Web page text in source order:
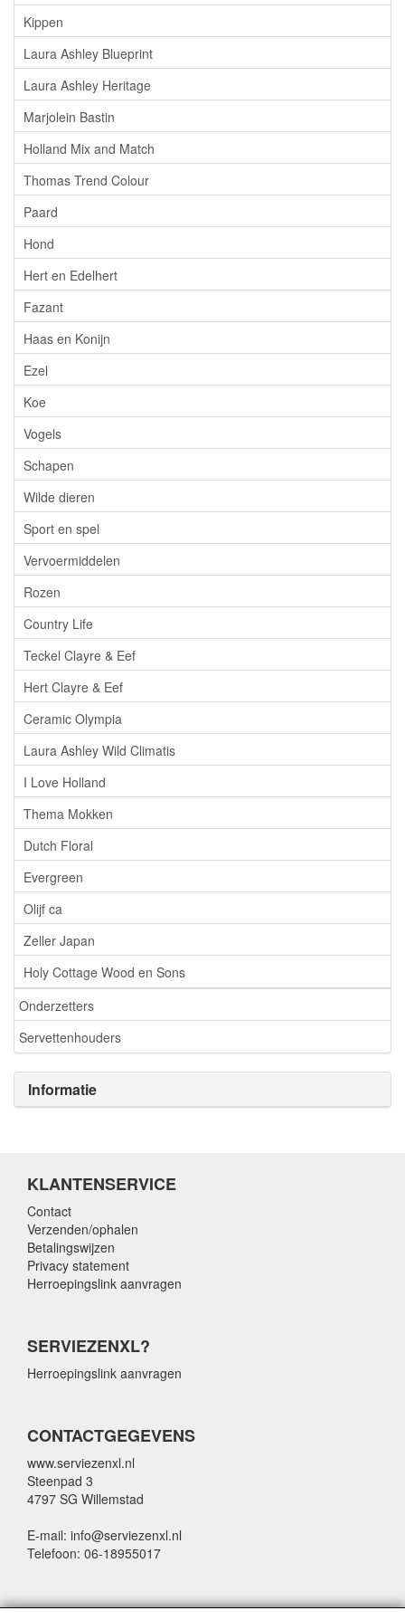
Kippen
Laura Ashley Blueprint
Laura Ashley Heritage
Marjolein Bastin
Holland Mix and Match
Thomas Trend Colour
Paard
Hond
Hert en Edelhert
Fazant
Haas en Konijn
Ezel
Koe
Vogels
Schapen
Wilde dieren
Sport en spel
Vervoermiddelen
Rozen
Country Life
Teckel Clayre & Eef
Hert Clayre & Eef
Ceramic Olympia
Laura Ashley Wild Climatis
I Love Holland
Thema Mokken
Dutch Floral
Evergreen
Olijf ca
Zeller Japan
Holy Cottage Wood en Sons
Onderzetters
Servettenhouders
Informatie
KLANTENSERVICE
Contact
Verzenden/ophalen
Betalingswijzen
Privacy statement
Herroepingslink aanvragen
SERVIEZENXL?
Herroepingslink aanvragen
CONTACTGEGEVENS
www.serviezenxl.nl
Steenpad 3
4797 SG Willemstad
E-mail: info@serviezenxl.nl
Telefoon: 06-18955017